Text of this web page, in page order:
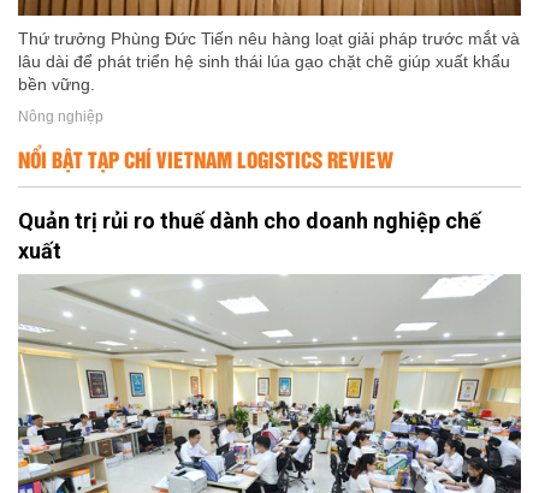
Thứ trưởng Phùng Đức Tiến nêu hàng loạt giải pháp trước mắt và
lâu dài để phát triển hệ sinh thái lúa gạo chặt chẽ giúp xuất khẩu
bền vững.
Nông nghiệp
NỔI BẬT TẠP CHÍ VIETNAM LOGISTICS REVIEW
Quản trị rủi ro thuế dành cho doanh nghiệp chế
xuất